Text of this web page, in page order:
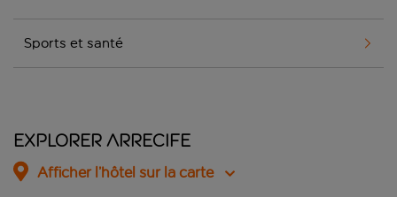
Sports et santé
Explorer Arrecife
Afficher l’hôtel sur la carte